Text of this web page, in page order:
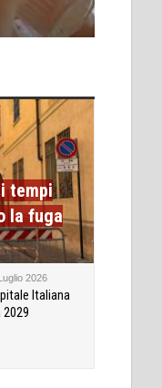
tempi
la fuga
2026
Italiana
2029